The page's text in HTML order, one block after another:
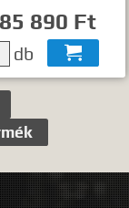
85 890 Ft
db 